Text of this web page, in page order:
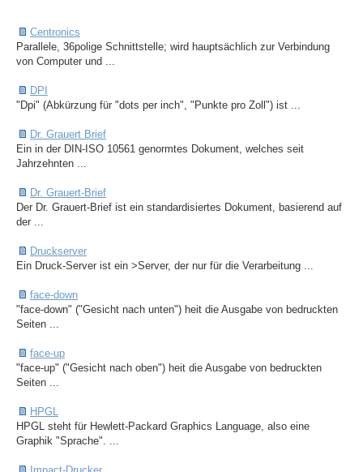
Centronics
Parallele, 36polige Schnittstelle; wird hauptsächlich zur Verbindung
von Computer und ...
DPI
"Dpi" (Abkürzung für "dots per inch", "Punkte pro Zoll") ist ...
Dr. Grauert Brief
Ein in der DIN-ISO 10561 genormtes Dokument, welches seit
Jahrzehnten ...
Dr. Grauert-Brief
Der Dr. Grauert-Brief ist ein standardisiertes Dokument, basierend auf
der ...
Druckserver
Ein Druck-Server ist ein >Server, der nur für die Verarbeitung ...
face-down
"face-down" ("Gesicht nach unten") heit die Ausgabe von bedruckten
Seiten ...
face-up
"face-up" ("Gesicht nach oben") heit die Ausgabe von bedruckten
Seiten ...
HPGL
HPGL steht für Hewlett-Packard Graphics Language, also eine
Graphik "Sprache". ...